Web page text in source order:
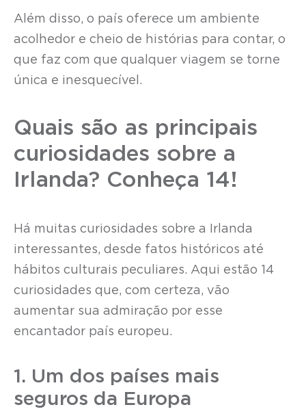
Além disso, o país oferece um ambiente
acolhedor e cheio de histórias para contar, o
que faz com que qualquer viagem se torne
única e inesquecível.
Quais são as principais
curiosidades sobre a
Irlanda? Conheça 14!
Há muitas curiosidades sobre a Irlanda
interessantes, desde fatos históricos até
hábitos culturais peculiares. Aqui estão 14
curiosidades que, com certeza, vão
aumentar sua admiração por esse
encantador país europeu.
1. Um dos países mais
seguros da Europa